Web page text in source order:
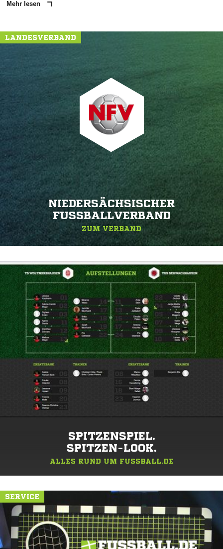
Mehr lesen
LANDESVERBAND
NIEDERSÄCHSISCHER
FUSSBALLVERBAND
ZUM VERBAND
SPITZENSPIEL.
SPITZEN-LOOK.
ALLES RUND UM FUSSBALL.DE
SERVICE